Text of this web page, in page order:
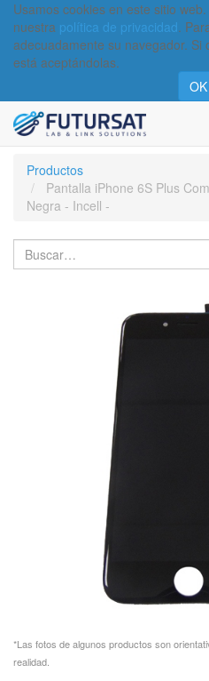
Usamos cookies en este sitio
nuestra política de privacidad.
adecuadamente su navegador. Si
está aceptándolas.
OK
Productos
Pantalla iPhone 6S Plus
Negra - Incell -
*Las fotos de algunos productos son
realidad.